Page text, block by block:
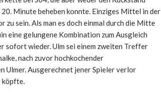
Minute beheben konnte. Einziges Mittel in der
sein. Als man es doch einmal durch die Mitte
eine gelungene Kombination zum Ausgleich
sofort wieder. Ulm sei einem zweiten Treffer
nach zuvor hochkochender
Ulmer. Ausgerechnet jener Spieler verlor
köpfte.